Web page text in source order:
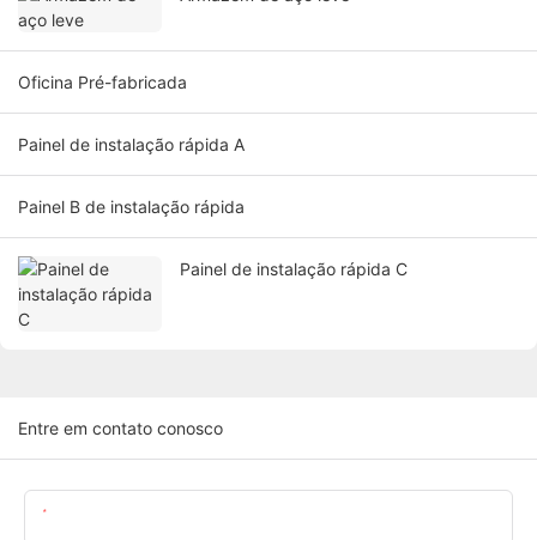
Oficina Pré-fabricada
Painel de instalação rápida A
Painel B de instalação rápida
Painel de instalação rápida C
Entre em contato conosco